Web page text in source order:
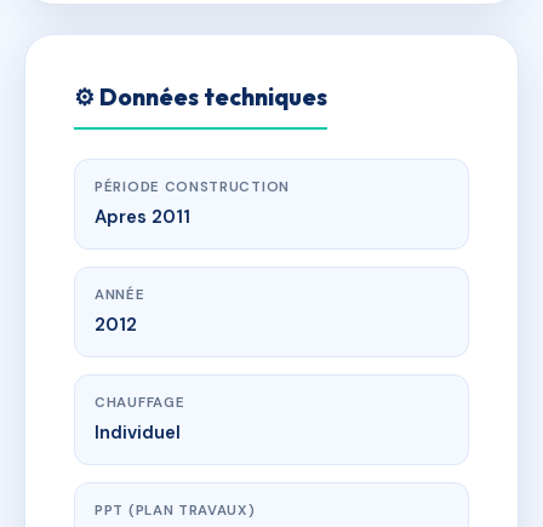
⚙️ Données techniques
PÉRIODE CONSTRUCTION
Apres 2011
ANNÉE
2012
CHAUFFAGE
Individuel
PPT (PLAN TRAVAUX)